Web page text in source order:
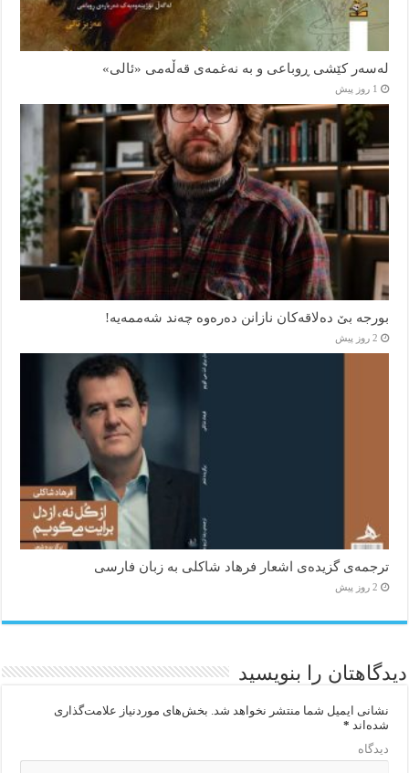
لەسەر کێشی ڕوباعی و به نەغمەی قەڵەمی «ئالی»
1 روز پیش
بورجە بێ دەلاقەکان نازانن دەرەوە چەند شەممەیە!
2 روز پیش
ترجمه‌ی گزیده‌‌ی اشعار فرهاد شاکلی به زبان فارسی
2 روز پیش
دیدگاهتان را بنویسید
نشانی ایمیل شما منتشر نخواهد شد. بخش‌های موردنیاز علامت‌گذاری
شده‌اند *
دیدگاه